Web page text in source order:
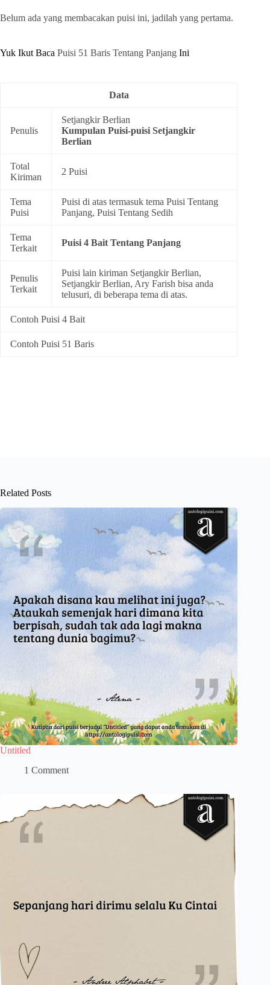
Belum ada yang membacakan puisi ini, jadilah yang pertama.
Yuk Ikut Baca Puisi 51 Baris Tentang Panjang Ini
Data
Penulis
Setjangkir Berlian
Kumpulan Puisi-puisi Setjangkir
Berlian
Total
Kiriman
2 Puisi
Tema
Puisi
Puisi di atas termasuk tema Puisi Tentang
Panjang, Puisi Tentang Sedih
Tema
Terkait
Puisi 4 Bait Tentang Panjang
Penulis
Terkait
Puisi lain kiriman Setjangkir Berlian,
Setjangkir Berlian, Ary Farish bisa anda
telusuri, di beberapa tema di atas.
Contoh Puisi 4 Bait
Contoh Puisi 51 Baris
Related Posts
Untitled
1 Comment